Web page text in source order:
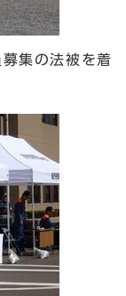
集の法被を着